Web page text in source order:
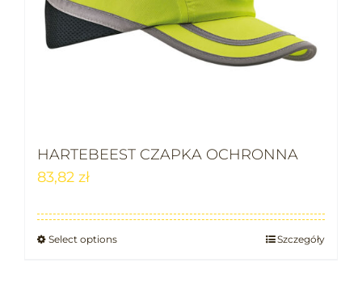
HARTEBEEST CZAPKA OCHRONNA
83,82 zł
Select options Szczegóły